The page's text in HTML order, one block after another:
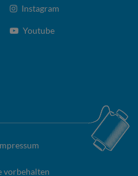
Instagram
Youtube
vorbehalten